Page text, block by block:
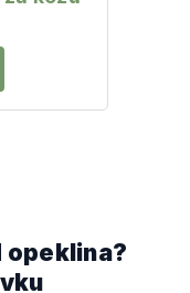
opeklina?